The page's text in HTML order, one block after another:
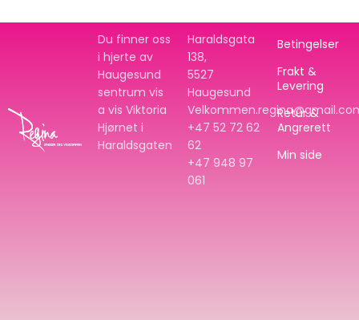
Du finner oss
i hjerte av
Haugesund
sentrum vis
a vis Viktoria
Hjørnet i
Haraldsgaten
Haraldsgata
138,
5527
Haugesund
+47 52 72 62
62
+47 948 97
061
Betingelser
Frakt &
Levering
Retur &
Angrerett
Min side